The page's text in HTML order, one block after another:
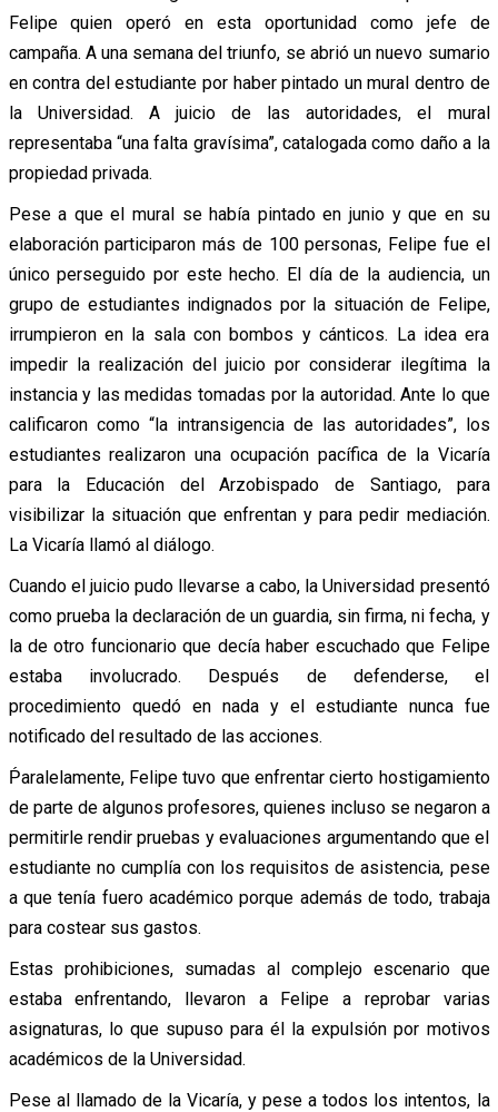
Felipe quien operó en esta oportunidad como jefe de
campaña. A una semana del triunfo, se abrió un nuevo sumario
en contra del estudiante por haber pintado un mural dentro de
la Universidad. A juicio de las autoridades, el mural
representaba “una falta gravísima”, catalogada como daño a la
propiedad privada.
Pese a que el mural se había pintado en junio y que en su
elaboración participaron más de 100 personas, Felipe fue el
único perseguido por este hecho. El día de la audiencia, un
grupo de estudiantes indignados por la situación de Felipe,
irrumpieron en la sala con bombos y cánticos. La idea era
impedir la realización del juicio por considerar ilegítima la
instancia y las medidas tomadas por la autoridad. Ante lo que
calificaron como “la intransigencia de las autoridades”, los
estudiantes realizaron una ocupación pacífica de la Vicaría
para la Educación del Arzobispado de Santiago, para
visibilizar la situación que enfrentan y para pedir mediación.
La Vicaría llamó al diálogo.
Cuando el juicio pudo llevarse a cabo, la Universidad presentó
como prueba la declaración de un guardia, sin firma, ni fecha, y
la de otro funcionario que decía haber escuchado que Felipe
estaba involucrado. Después de defenderse, el
procedimiento quedó en nada y el estudiante nunca fue
notificado del resultado de las acciones.
Ṕaralelamente, Felipe tuvo que enfrentar cierto hostigamiento
de parte de algunos profesores, quienes incluso se negaron a
permitirle rendir pruebas y evaluaciones argumentando que el
estudiante no cumplía con los requisitos de asistencia, pese
a que tenía fuero académico porque además de todo, trabaja
para costear sus gastos.
Estas prohibiciones, sumadas al complejo escenario que
estaba enfrentando, llevaron a Felipe a reprobar varias
asignaturas, lo que supuso para él la expulsión por motivos
académicos de la Universidad.
Pese al llamado de la Vicaría, y pese a todos los intentos, la